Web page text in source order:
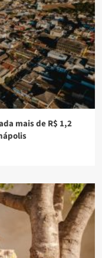
mais de R$ 1,2